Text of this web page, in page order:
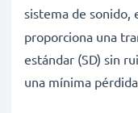
sistema de sonido,
proporciona una
estándar (SD) sin
una mínima